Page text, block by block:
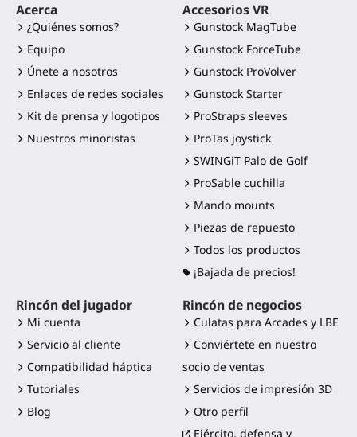
Acerca
¿Quiénes somos?
Equipo
Únete a nosotros
Enlaces de redes sociales
Kit de prensa y logotipos
Nuestros minoristas
Accesorios VR
Gunstock MagTube
Gunstock ForceTube
Gunstock ProVolver
Gunstock Starter
ProStraps sleeves
ProTas joystick
SWINGiT Palo de Golf
ProSable cuchilla
Mando mounts
Piezas de repuesto
Todos los productos
¡Bajada de precios!
Rincón del jugador
Mi cuenta
Servicio al cliente
Compatibilidad háptica
Tutoriales
Blog
Rincón de negocios
Culatas para Arcades y LBE
Conviértete en nuestro
socio de ventas
Servicios de impresión 3D
Otro perfil
Ejército, defensa y